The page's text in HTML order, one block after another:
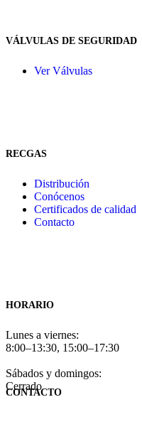
VÁLVULAS DE SEGURIDAD
Ver Válvulas
RECGAS
Distribución
Conócenos
Certificados de calidad
Contacto
HORARIO
Lunes a viernes:
8:00–13:30, 15:00–17:30
Sábados y domingos:
Cerrado
CONTACTO